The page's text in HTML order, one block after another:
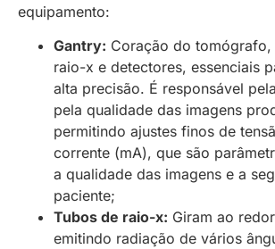
equipamento:
Gantry: Coração do
raio-x e detectores, essenciais
alta precisão. É responsável
pela qualidade das imagens
permitindo ajustes finos de
corrente (mA), que são
a qualidade das imagens e a
paciente;
Tubos de raio-x: Giram ao
emitindo radiação de vários